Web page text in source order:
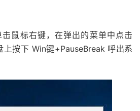
鼠标右键，在弹出的菜单中点击
上按下 Win键+PauseBreak 呼出系